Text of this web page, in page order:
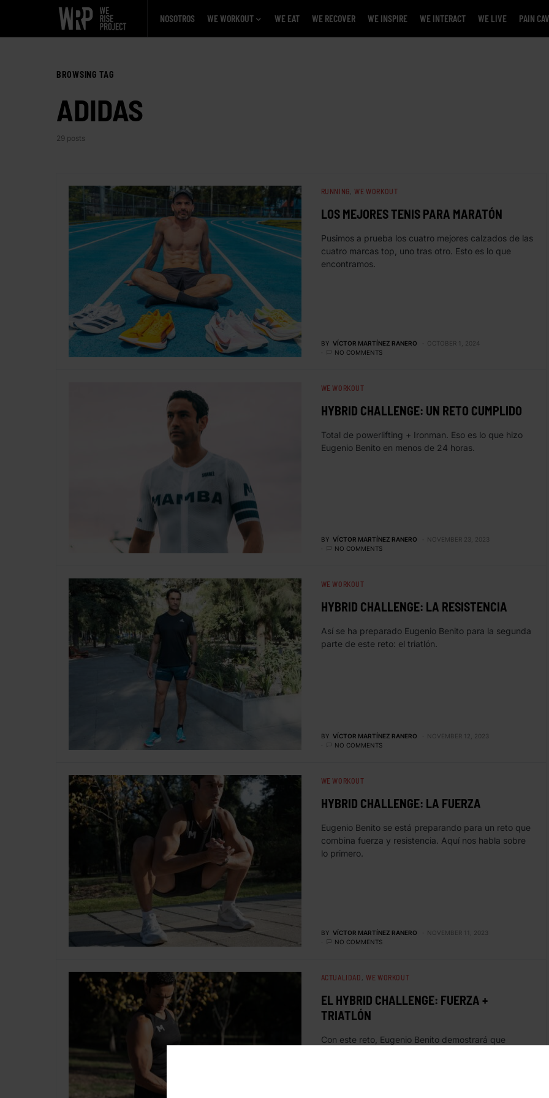
NOSOTROS WE WORKOUT WE EAT WE RECOVER WE INSPIRE WE INTERACT WE LIVE PAIN
BROWSING TAG
ADIDAS
29 posts
RUNNING WE WORKOUT
LOS MEJORES TENIS PARA MARATÓN
Pusimos a prueba los cuatro mejores calzados de las
cuatro marcas top, uno tras otro. Esto es lo que
encontramos.
BY VÍCTOR MARTÍNEZ RANERO
OCTOBER 1, 2024
NO COMMENTS
WE WORKOUT
HYBRID CHALLENGE: UN RETO CUMPLIDO
Total de powerlifting + Ironman. Eso es lo que hizo
Eugenio Benito en menos de 24 horas.
BY VÍCTOR MARTÍNEZ RANERO
NOVEMBER 23, 2023
NO COMMENTS
WE WORKOUT
HYBRID CHALLENGE: LA RESISTENCIA
Así se ha preparado Eugenio Benito para la segunda
parte de este reto: el triatlón.
BY VÍCTOR MARTÍNEZ RANERO
NOVEMBER 12, 2023
NO COMMENTS
WE WORKOUT
HYBRID CHALLENGE: LA FUERZA
Eugenio Benito se está preparando para un reto que
combina fuerza y resistencia. Aquí nos habla sobre
lo primero.
BY VÍCTOR MARTÍNEZ RANERO
NOVEMBER 11, 2023
NO COMMENTS
ACTUALIDAD WE WORKOUT
EL HYBRID CHALLENGE: FUERZA +
TRIATLÓN
Con este reto, Eugenio Benito demostrará que